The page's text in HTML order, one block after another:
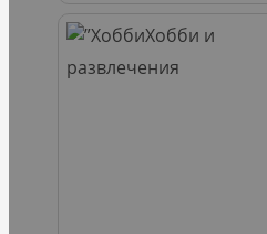
Хобби и
развлечения